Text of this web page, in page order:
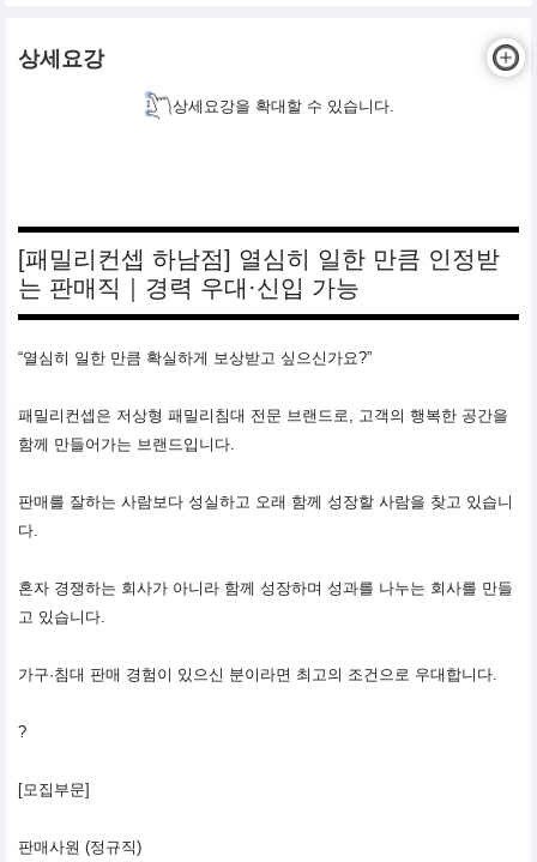
상세요강
상세요강을 확대할 수 있습니다.
[패밀리컨셉 하남점] 열심히 일한 만큼 인정받
는 판매직｜경력 우대·신입 가능
“열심히 일한 만큼 확실하게 보상받고 싶으신가요?”
패밀리컨셉은 저상형 패밀리침대 전문 브랜드로, 고객의 행복한 공간을
함께 만들어가는 브랜드입니다.
판매를 잘하는 사람보다 성실하고 오래 함께 성장할 사람을 찾고 있습니
다.
혼자 경쟁하는 회사가 아니라 함께 성장하며 성과를 나누는 회사를 만들
고 있습니다.
가구·침대 판매 경험이 있으신 분이라면 최고의 조건으로 우대합니다.
?
[모집부문]
판매사원 (정규직)